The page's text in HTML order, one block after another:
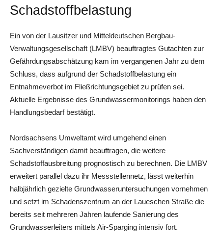
Schadstoffbelastung
Ein von der Lausitzer und Mitteldeutschen Bergbau-
Verwaltungsgesellschaft (LMBV) beauftragtes Gutachten zur
Gefährdungsabschätzung kam im vergangenen Jahr zu dem
Schluss, dass aufgrund der Schadstoffbelastung ein
Entnahmeverbot im Fließrichtungsgebiet zu prüfen sei.
Aktuelle Ergebnisse des Grundwassermonitorings haben den
Handlungsbedarf bestätigt.
Nordsachsens Umweltamt wird umgehend einen
Sachverständigen damit beauftragen, die weitere
Schadstoffausbreitung prognostisch zu berechnen. Die LMBV
erweitert parallel dazu ihr Messstellennetz, lässt weiterhin
halbjährlich gezielte Grundwasseruntersuchungen vornehmen
und setzt im Schadenszentrum an der Laueschen Straße die
bereits seit mehreren Jahren laufende Sanierung des
Grundwasserleiters mittels Air-Sparging intensiv fort.